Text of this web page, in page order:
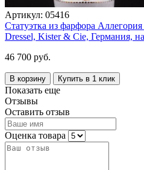
Артикул: 05416
Статуэтка из фарфора
Dressel, Kister & Cie, Германия,
46 700 руб.
В корзину Купить в 1 клик
Показать еще
Отзывы
Оставить отзыв
Оценка товара